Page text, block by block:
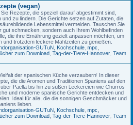
(vegan)
Rezepte, die speziell darauf abgestimmt sind,
und zu lindern. Die Gerichte setzen auf Zutaten, die
Lebensmittel vermeiden. Tauschen Sie
gut schmecken, sondern auch Ihrem Wohlbefinden
die ihre Ernährung gezielt anpassen möchten, um
und trotzdem leckere Mahlzeiten zu genießen.
GUTuN Kochschule mpc
zum Download Tag-der-Tiere-Hannover Team
der spanischen Küche verzaubern! In dieser
die die Aromen und Traditionen Spaniens auf den
Paella bis hin zu süßen Leckereien wie Churros
und moderne spanische Gerichte entdecken und
Ideal für alle, die die sonnigen Geschmäcker und
lieben.
GUTuN Kochschule mpc
zum Download Tag-der-Tiere-Hannover Team